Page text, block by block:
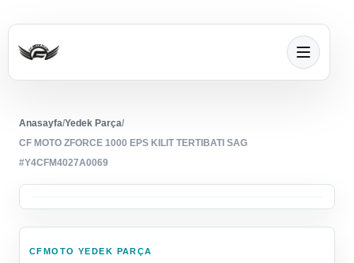
Anasayfa/Yedek Parça/
CF MOTO ZFORCE 1000 EPS KILIT TERTIBATI SAG
#Y4CFM4027A0069
CFMOTO YEDEK PARÇA